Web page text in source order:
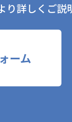
詳しくご説
ーム